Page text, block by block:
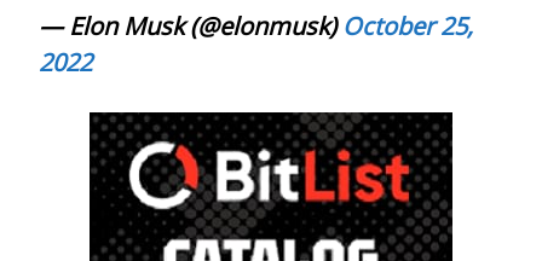
— Elon Musk (@elonmusk)October 25,
2022